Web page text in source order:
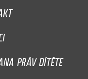
PRÁV DÍTĚTE